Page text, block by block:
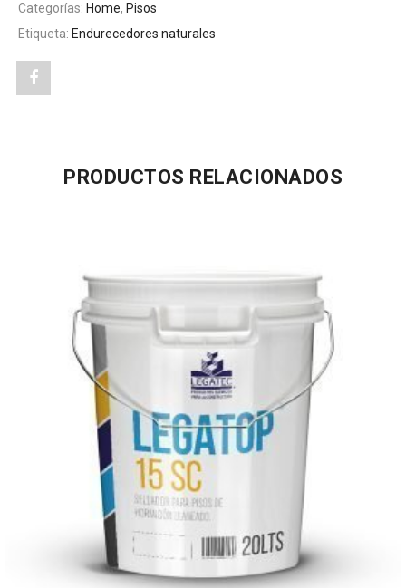
Categorías: Home, Pisos
Etiqueta: Endurecedores naturales
Share
PRODUCTOS RELACIONADOS